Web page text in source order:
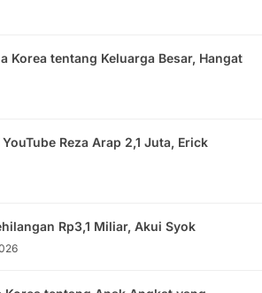
Korea tentang Keluarga Besar, Hangat
Reza Arap 2,1 Juta, Erick
Rp3,1 Miliar, Akui Syok